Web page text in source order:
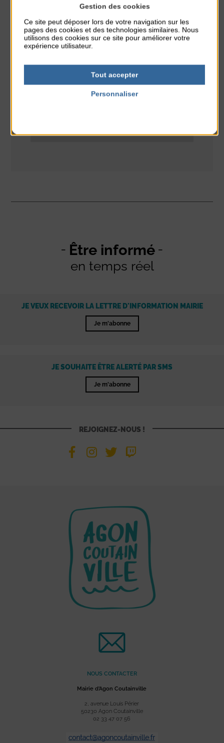
Être informé
en temps réel
JE VEUX RECEVOIR LA LETTRE D'INFORMATION MAIRIE
Je m'abonne
JE SOUHAITE ÊTRE ALERTÉ PAR SMS
Je m'abonne
REJOIGNEZ-NOUS !
NOUS CONTACTER
Mairie d’Agon Coutainville
2, avenue Louis Périer
50230 Agon Coutainville
02 33 47 07 56
Gestion des cookies
Ce site peut déposer lors de votre navigation sur les
pages des cookies et des technologies similaires. Nous
utilisons des cookies sur ce site pour améliorer votre
expérience utilisateur.
Tout accepter
Personnaliser